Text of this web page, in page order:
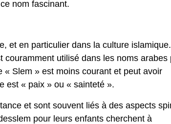
nom fascinant.
et en particulier dans la culture
utilisé dans les noms arabes
Slem » est moins courant et peut avoir
est « paix » ou « sainteté ».
et sont souvent liés à des aspects
pour leurs enfants cherchent à